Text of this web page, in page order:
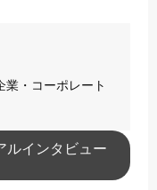
・コーポレート
ルインタビュー